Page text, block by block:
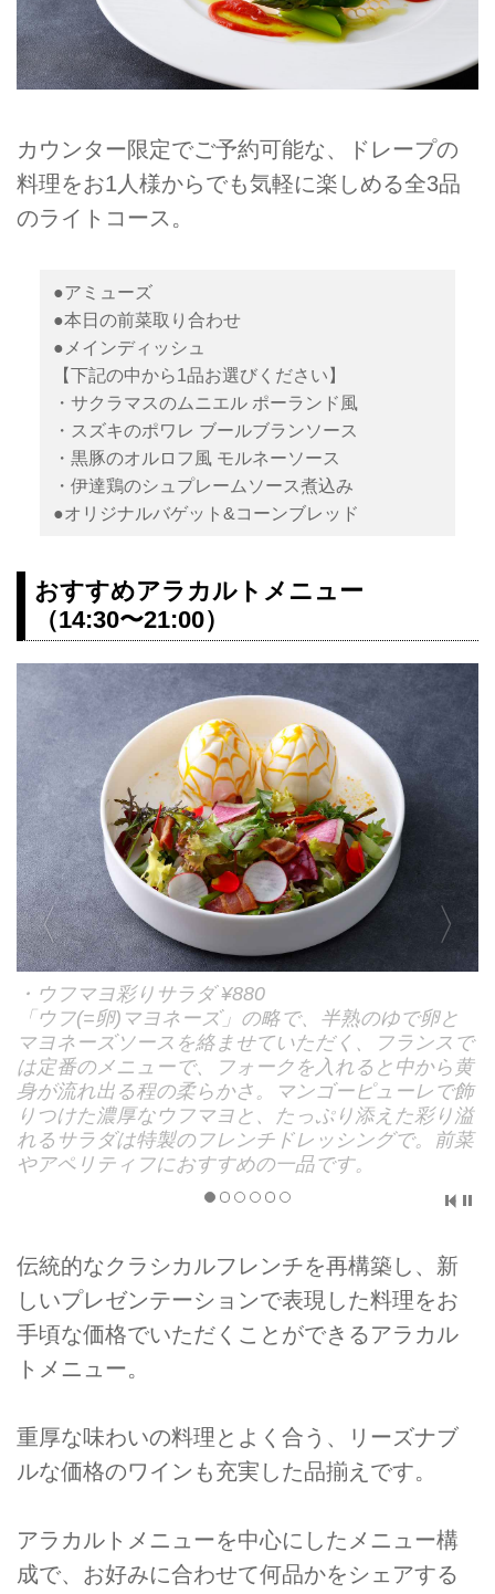
カウンター限定でご予約可能な、ドレープの
料理をお1人様からでも気軽に楽しめる全3品
のライトコース。
●アミューズ
●本日の前菜取り合わせ
●メインディッシュ
【下記の中から1品お選びください】
・サクラマスのムニエル ポーランド風
・スズキのポワレ ブールブランソース
・黒豚のオルロフ風 モルネーソース
・伊達鶏のシュプレームソース煮込み
●オリジナルバゲット&コーンブレッド
おすすめアラカルトメニュー
（14:30〜21:00）
・ウフマヨ彩りサラダ ¥880
「ウフ(=卵)マヨネーズ」の略で、半熟のゆで卵と
マヨネーズソースを絡ませていただく、フランスで
は定番のメニューで、フォークを入れると中から黄
身が流れ出る程の柔らかさ。マンゴーピューレで飾
りつけた濃厚なウフマヨと、たっぷり添えた彩り溢
れるサラダは特製のフレンチドレッシングで。前菜
やアペリティフにおすすめの一品です。
伝統的なクラシカルフレンチを再構築し、新
しいプレゼンテーションで表現した料理をお
手頃な価格でいただくことができるアラカル
トメニュー。
重厚な味わいの料理とよく合う、リーズナブ
ルな価格のワインも充実した品揃えです。
アラカルトメニューを中心にしたメニュー構
成で、お好みに合わせて何品かをシェアする